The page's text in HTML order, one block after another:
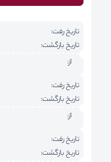
تاریخ رفت:
تاریخ بازگشت:
از:
تاریخ رفت:
تاریخ بازگشت:
از:
تاریخ رفت:
تاریخ بازگشت: